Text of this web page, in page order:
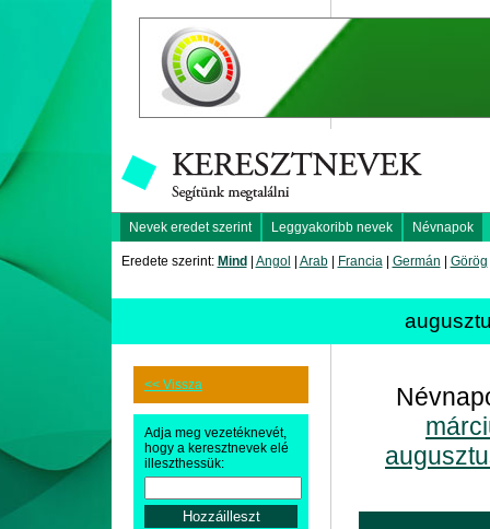
Nevek eredet szerint Leggyakoribb nevek Névnapok
Eredete szerint: Mind Angol Arab| Francia| Germán Görög
<< Vissza
Adja meg vezetéknevét,
hogy a keresztnevek elé
illeszthessük: